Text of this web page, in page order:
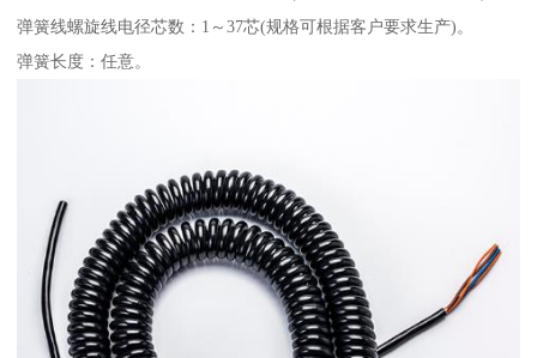
弹簧线螺旋线电径芯数：1～37芯(规格可根据客户要求生产)。
弹簧长度：任意。